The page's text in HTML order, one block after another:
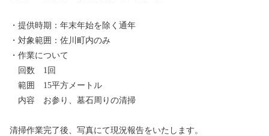
・提供時期：年末年始を除く通年
・対象範囲：佐川町内のみ
・作業について
回数 1回
範囲 15平方メートル
内容 お参り、墓石周りの清掃
清掃作業完了後、写真にて現況報告をいたします。